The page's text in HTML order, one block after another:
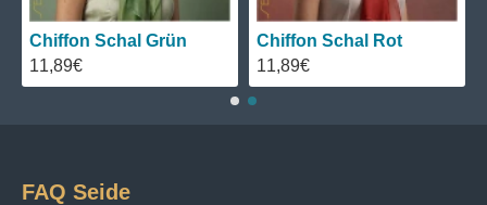
Chiffon Schal Grün
11,89€
Chiffon Schal Rot
11,89€
FAQ Seide